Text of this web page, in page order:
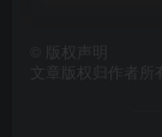
版权声明
文章版权归作者所